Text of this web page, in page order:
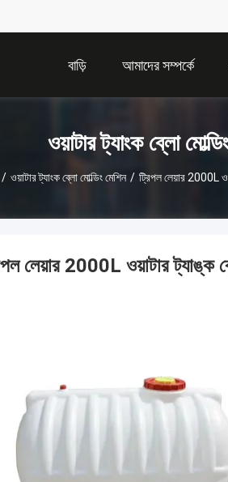
বাড়ি আমাদের সম্পর্কে
ওয়াটার ট্যাংক ব্লো
/ ওয়াটার ট্যাংক ব্লো মোল্ডিং মেশিন / ট্রিপল লেয়ার 2000L
লেয়ার 2000L ওয়াটার ট্যাঙ্ক